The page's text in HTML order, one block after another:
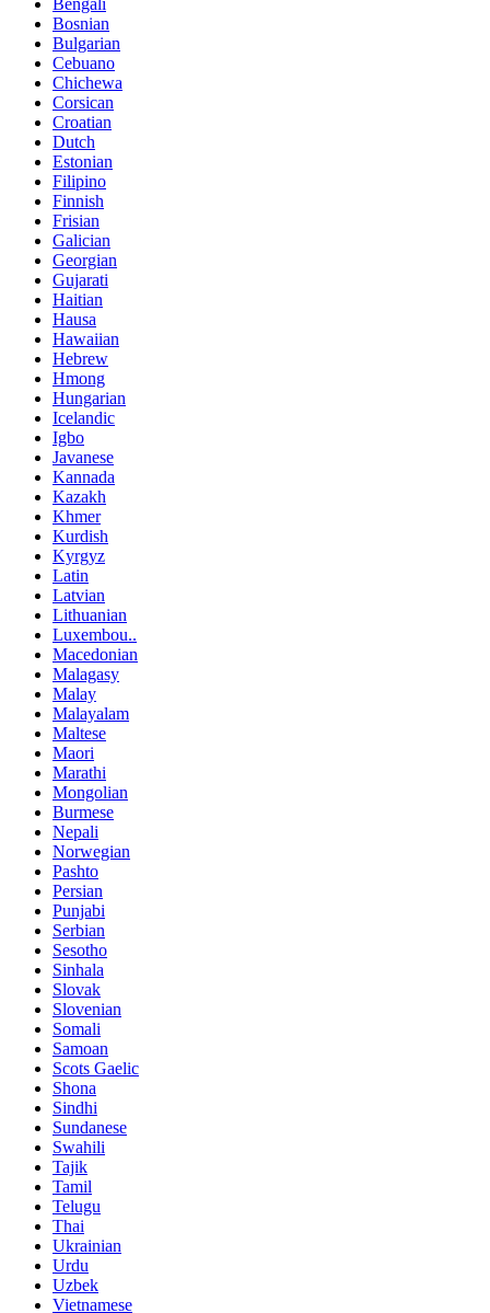
Bosnian
Bulgarian
Cebuano
Chichewa
Corsican
Croatian
Dutch
Estonian
Filipino
Finnish
Frisian
Galician
Georgian
Gujarati
Haitian
Hausa
Hawaiian
Hebrew
Hmong
Hungarian
Icelandic
Igbo
Javanese
Kannada
Kazakh
Khmer
Kurdish
Kyrgyz
Latin
Latvian
Lithuanian
Luxembou..
Macedonian
Malagasy
Malay
Malayalam
Maltese
Maori
Marathi
Mongolian
Burmese
Nepali
Norwegian
Pashto
Persian
Punjabi
Serbian
Sesotho
Sinhala
Slovak
Slovenian
Somali
Samoan
Scots Gaelic
Shona
Sindhi
Sundanese
Swahili
Tajik
Tamil
Telugu
Thai
Ukrainian
Urdu
Uzbek
Vietnamese